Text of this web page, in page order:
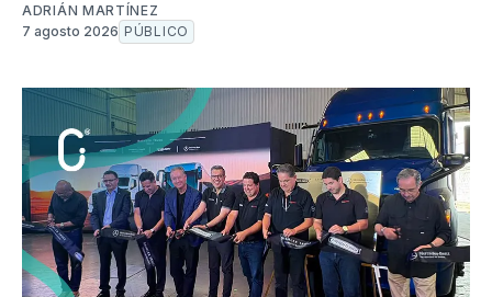
ADRIÁN MARTÍNEZ
7 agosto 2026 PÚBLICO